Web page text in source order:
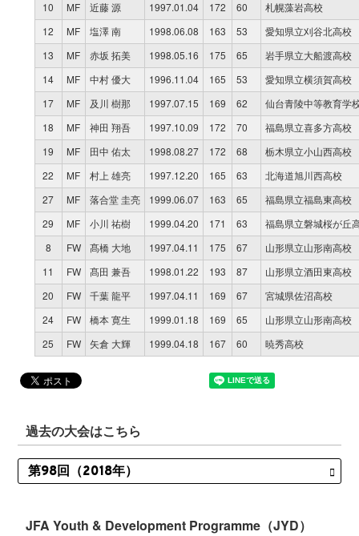
10
MF 近藤 源 1997.01.04 172 60
札幌藻岩高校
12
MF 塩澤 南 1998.06.08 163 53
愛知県立刈谷北高校
13
MF 赤坂 拓美 1998.05.16 175 65
岩手県立大船渡高校
14
MF 中村 優大 1996.11.04 165 53
愛知県立横須賀高校
17
MF 及川 樹那 1997.07.15 169 62
仙台青陵中等教育学
18
MF 神田 翔吾 1997.10.09 172 70
福島県立喜多方高校
19
MF 田中 佑太 1998.08.27 172 68
栃木県立小山西高校
22
MF 村上 雄亮 1997.12.20 165 63
北海道旭川西高校
27
MF 落合堂 圭亮 1999.06.07 163 65
福島県立福島東高校
29
MF 小川 祐樹 1999.04.20 171 63
福島県立磐城桜が丘
8
FW 髙橋 大地 1997.04.11 175 67
山形県立山形南高校
11
FW 髙田 兼吾 1998.01.22 193 87
山形県立酒田東高校
20
FW 千葉 龍平 1997.04.11 169 67
宮城県佐沼高校
24
FW 橋本 寛生 1999.01.18 169 65
山形県立山形南高校
25
FW 矢倉 大輝 1999.04.18 167 60 暁秀高校
過去の大会はこちら
JFA Youth & Development Programme（JYD）